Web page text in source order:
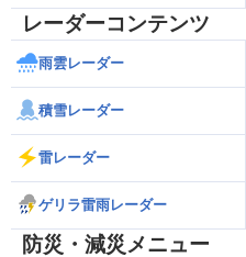
レーダーコンテンツ
雨雲レーダー
積雪レーダー
雷レーダー
ゲリラ雷雨レーダー
防災・減災メニュー